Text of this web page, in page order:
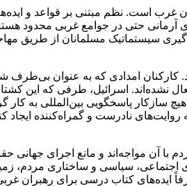
و ممتاز جهان غرب است. نظم مبتنی بر
حتی در جوامع غربی محدود
سیستماتیک مسلمانان از طریق
کارکنان امدادی که به ‌عنوان
اسرائیل، طرفی که این
هیچ سازکار پاسخگویی بین‌المللی به
نادرست و گمراه‌کننده ایجاد
با آن مواجه‌اند و مانع اجرای جهانی
اجتماعی، سیاسی و ساختاری مردم،
ایده‌های کتاب درسی برای رهبران